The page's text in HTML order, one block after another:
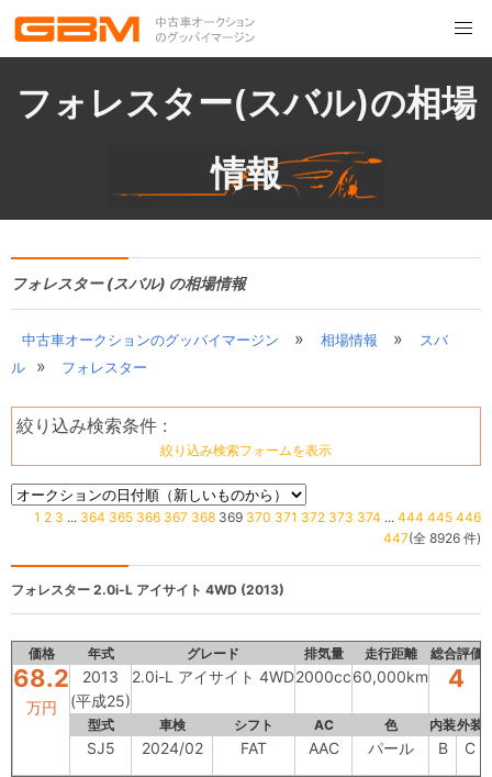
フォレスター(スバル)の相場
情報
フォレスター (スバル) の相場情報
中古車オークションのグッバイマージン » 相場情報 »
スバ
ル
» フォレスター
絞り込み検索条件 :
絞り込み検索フォームを表示
1 2 3 ... 364 365 366 367 368 369 370 371 372 373 374 ... 444 445 446
447(全 8926 件)
フォレスター 2.0i-L アイサイト 4WD (2013)
価格 年式 グレード 排気量 走行距離 総合評価
68.2
万円
2013
(平成25)
2.0i-L アイサイト 4WD2000cc60,000km 4
型式 車検 シフト AC 色 内装外装
SJ5 2024/02 FAT AAC パール B C